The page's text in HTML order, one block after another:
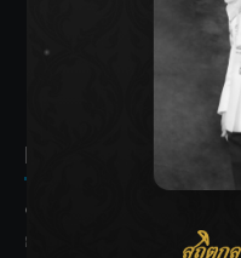
THE BEST
Recent Posts
ชลประทานเชียงใหม่เร่งพร่
ยังไม่ล้นตลิ่ง